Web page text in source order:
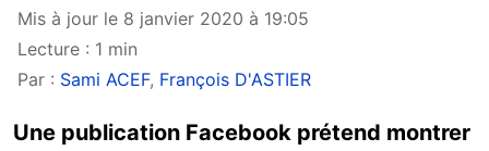
Mis à jour le 8 janvier 2020 à 19:05
Lecture : 1 min
Par : Sami ACEF, François D'ASTIER
Une publication Facebook prétend montrer